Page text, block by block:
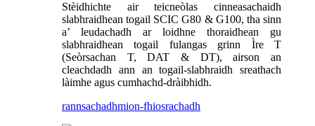
Stèidhichte air teicneòlas cinneasachaidh
slabhraidhean togail SCIC G80 & G100, tha sinn
a’ leudachadh ar loidhne thoraidhean gu
slabhraidhean togail fulangas grinn Ìre T
(Seòrsachan T, DAT & DT), airson an
cleachdadh ann an togail-slabhraidh sreathach
làimhe agus cumhachd-dràibhidh.
rannsachadhmion-fhiosrachadh